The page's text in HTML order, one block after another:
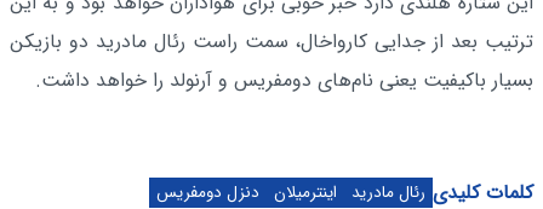
ترتیب بعد از جدایی کارواخال، سمت راست رئال مادرید دو بازیکن
بسیار باکیفیت یعنی نام‌های دومفریس و آرنولد را خواهد داشت.
کلمات کلیدی رئال مادرید اینترمیلان دنزل دومفریس